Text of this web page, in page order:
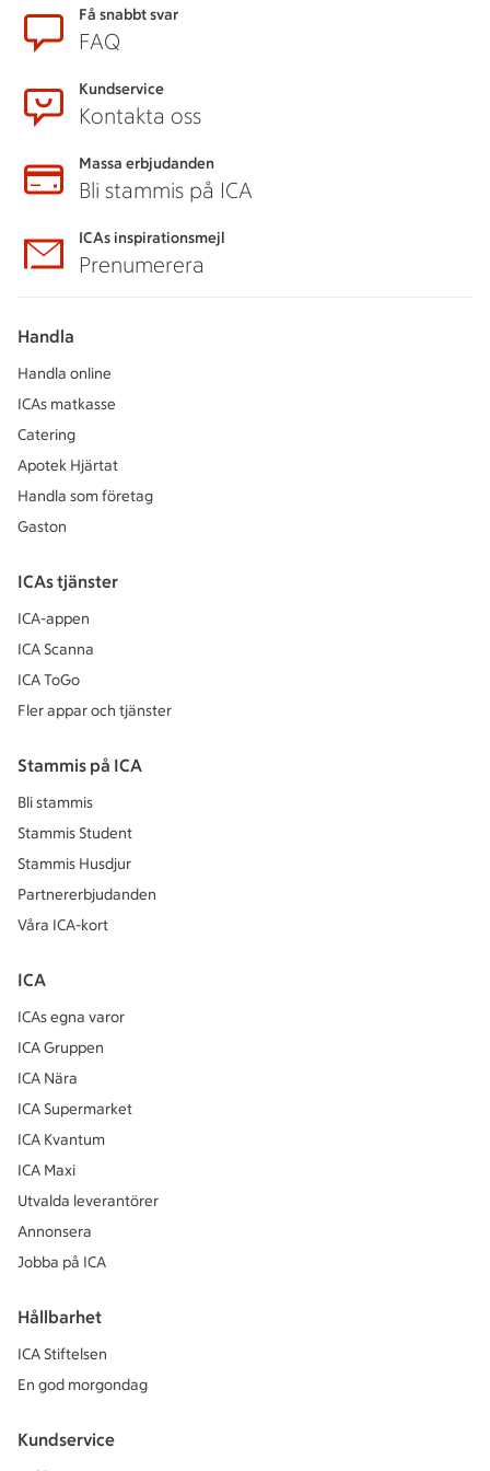
Få snabbt svar
FAQ
Kundservice
Kontakta oss
Massa erbjudanden
Bli stammis på ICA
ICAs inspirationsmejl
Prenumerera
Handla
Handla online
ICAs matkasse
Catering
Apotek Hjärtat
Handla som företag
Gaston
ICAs tjänster
ICA-appen
ICA Scanna
ICA ToGo
Fler appar och tjänster
Stammis på ICA
Bli stammis
Stammis Student
Stammis Husdjur
Partnererbjudanden
Våra ICA-kort
ICA
ICAs egna varor
ICA Gruppen
ICA Nära
ICA Supermarket
ICA Kvantum
ICA Maxi
Utvalda leverantörer
Annonsera
Jobba på ICA
Hållbarhet
ICA Stiftelsen
En god morgondag
Kundservice